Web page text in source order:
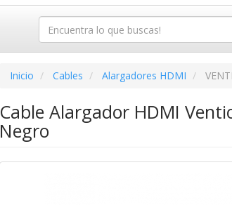
Inicio Cables Alargadores HDMI
Cable Alargador HDMI
Negro